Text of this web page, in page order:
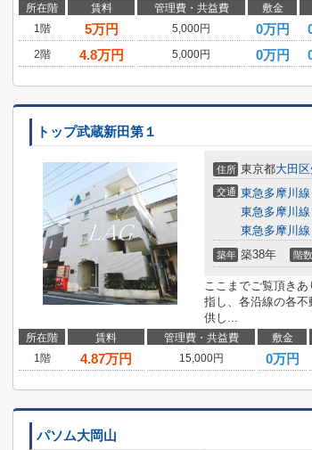
所在階 賃料 管理費・共益費 敷金
1階
5万円 5,000円 0万円
2階
4.8万円 5,000円 0万円
トップ武蔵新田第１
住所 東京都大田区
交通 東急多摩川線
東急多摩川線
東急多摩川線
築年 築38年 階数
ここまでご覧頂き
指し、各沿線の各
供し...
所在階 賃料 管理費・共益費 敷金
1階
4.87万円 15,000円 0万円
パソム大岡山